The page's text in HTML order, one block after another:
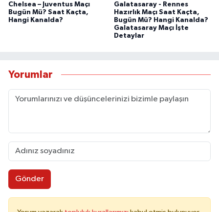
Chelsea – Juventus Maçı
Bugün Mü? Saat Kaçta,
Hangi Kanalda?
Galatasaray - Rennes
Hazırlık Maçı Saat Kaçta,
Bugün Mü? Hangi Kanalda?
Galatasaray Maçı İşte
Detaylar
Yorumlar
Gönder